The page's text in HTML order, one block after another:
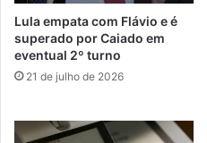
Lula empata com Flávio e é
superado por Caiado em
eventual 2º turno
21 de julho de 2026